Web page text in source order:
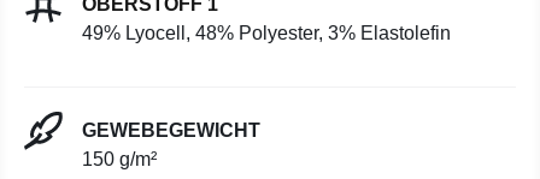
OBERSTOFF 1
49% Lyocell, 48% Polyester, 3% Elastolefin
GEWEBEGEWICHT
150 g/m²